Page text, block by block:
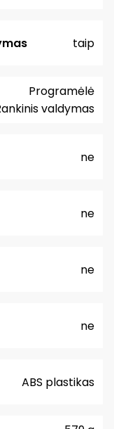
taip
Programėlė
valdymas
ne
ne
ne
ne
ABS plastikas